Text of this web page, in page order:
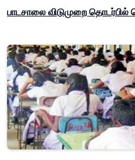
பாடசாலை விடுமுறை தொடர்பில்